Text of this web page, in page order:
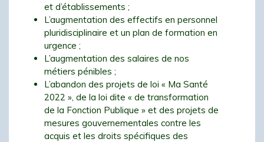
et d’établissements ;
L’augmentation des effectifs en personnel
pluridisciplinaire et un plan de formation en
urgence ;
L’augmentation des salaires de nos
métiers pénibles ;
L’abandon des projets de loi « Ma Santé
2022 », de la loi dite « de transformation
de la Fonction Publique » et des projets de
mesures gouvernementales contre les
acquis et les droits spécifiques des